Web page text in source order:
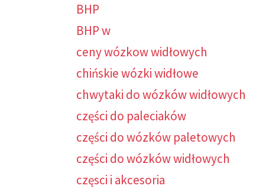
BHP
BHP w
ceny wózkow widłowych
chińskie wózki widłowe
chwytaki do wózków widłowych
części do paleciaków
części do wózków paletowych
części do wózków widłowych
częsci i akcesoria